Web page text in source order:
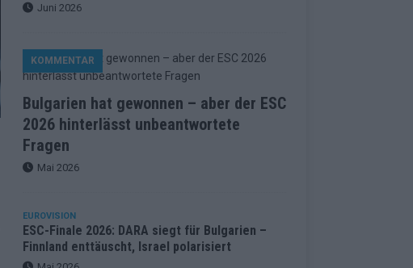
Juni 2026
Bulgarien hat gewonnen – aber der ESC
2026 hinterlässt unbeantwortete
Fragen
KOMMENTAR
Mai 2026
EUROVISION
ESC-Finale 2026: DARA siegt für Bulgarien –
Finnland enttäuscht, Israel polarisiert